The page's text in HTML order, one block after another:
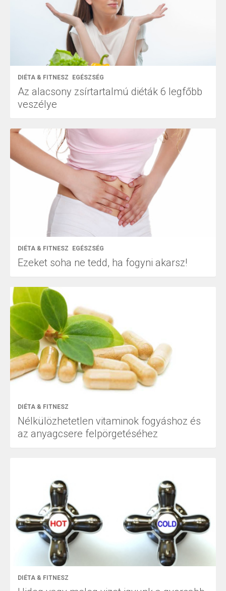
DIÉTA & FITNESZ EGÉSZSÉG
Az alacsony zsírtartalmú diéták 6 legfőbb
veszélye
DIÉTA & FITNESZ EGÉSZSÉG
Ezeket soha ne tedd, ha fogyni akarsz!
DIÉTA & FITNESZ
Nélkülözhetetlen vitaminok fogyáshoz és
az anyagcsere felpörgetéséhez
DIÉTA & FITNESZ